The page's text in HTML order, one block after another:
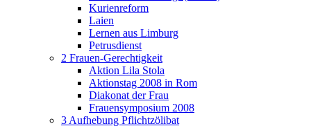
Kurienreform
Laien
Lernen aus Limburg
Petrusdienst
2 Frauen-Gerechtigkeit
Aktion Lila Stola
Aktionstag 2008 in Rom
Diakonat der Frau
Frauensymposium 2008
3 Aufhebung Pflichtzölibat